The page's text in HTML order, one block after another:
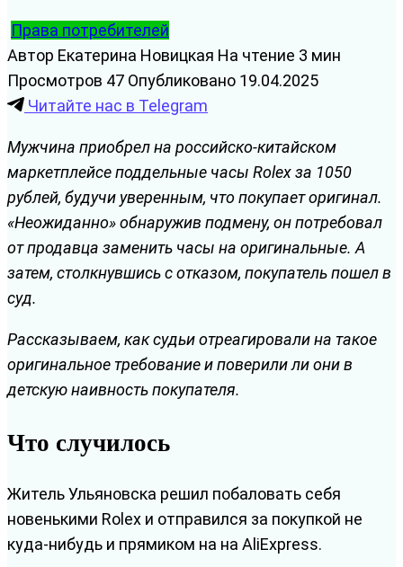
Права потребителей
Автор Екатерина Новицкая На чтение 3 мин
Просмотров 47 Опубликовано 19.04.2025
Читайте нас в Telegram
Мужчина приобрел на российско-китайском
маркетплейсе поддельные часы Rolex за 1050
рублей, будучи уверенным, что покупает оригинал.
«Неожиданно» обнаружив подмену, он потребовал
от продавца заменить часы на оригинальные. А
затем, столкнувшись с отказом, покупатель пошел в
суд.
Рассказываем, как судьи отреагировали на такое
оригинальное требование и поверили ли они в
детскую наивность покупателя.
Что случилось
Житель Ульяновска решил побаловать себя
новенькими Rolex и отправился за покупкой не
куда-нибудь и прямиком на на AliExpress.